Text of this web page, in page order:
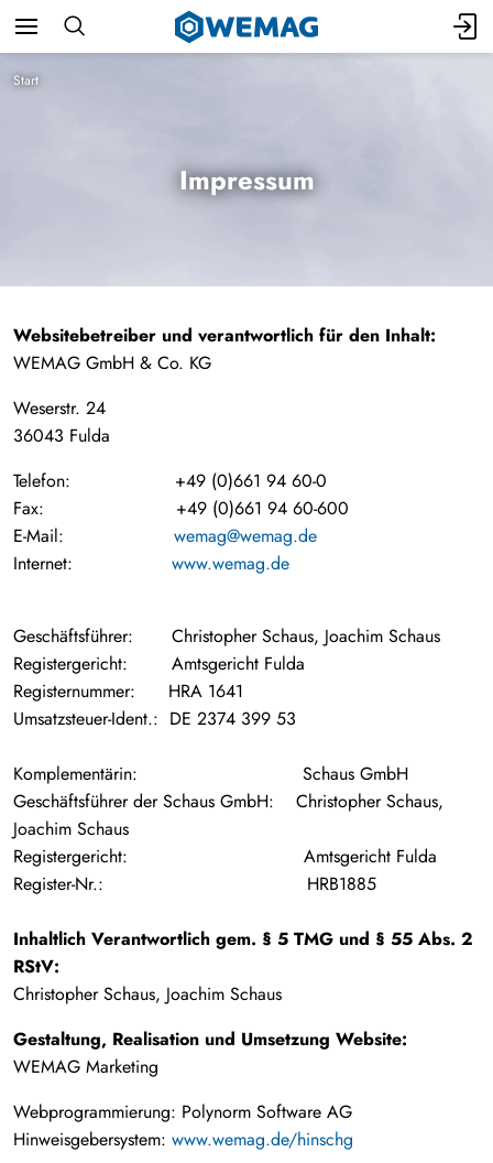
Start
Impressum
Websitebetreiber und verantwortlich für den Inhalt:
WEMAG GmbH & Co. KG
Weserstr. 24
36043 Fulda
Telefon: +49 (0)661 94 60-0
Fax: +49 (0)661 94 60-600
E-Mail: wemag@wemag.de
Internet: www.wemag.de
Geschäftsführer: Christopher Schaus, Joachim Schaus
Registergericht: Amtsgericht Fulda
Registernummer: HRA 1641
Umsatzsteuer-Ident.: DE 2374 399 53
Komplementärin: Schaus GmbH
Geschäftsführer der Schaus GmbH: Christopher Schaus,
Joachim Schaus
Registergericht: Amtsgericht Fulda
Register-Nr.: HRB1885
Inhaltlich Verantwortlich gem. § 5 TMG und § 55 Abs. 2
RStV:
Christopher Schaus, Joachim Schaus
Gestaltung, Realisation und Umsetzung Website:
WEMAG Marketing
Webprogrammierung: Polynorm Software AG
Hinweisgebersystem: www.wemag.de/hinschg